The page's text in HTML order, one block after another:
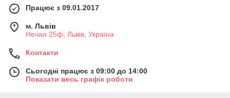
Працює з 09.01.2017
м. Львів
Нечая 25ф, Львів, Україна
Контакти
Сьогодні працює з 09:00 до 14:00
Показати весь графік роботи